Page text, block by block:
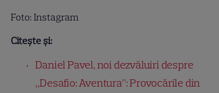
Foto: Instagram
Citește și:
Daniel Pavel, noi dezvăluiri despre
„Desafio: Aventura”: Provocările din